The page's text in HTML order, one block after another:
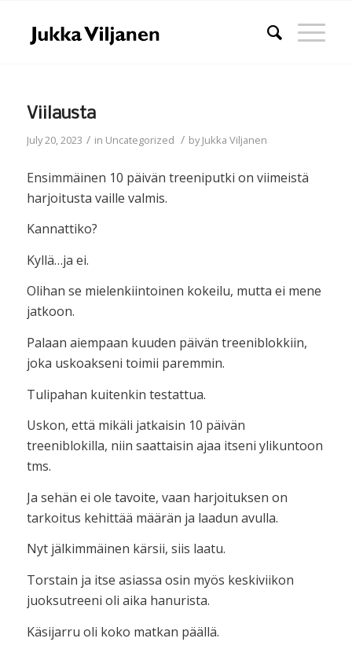
Viilausta
July 20, 2023 / in Uncategorized / byJukka Viljanen
Ensimmäinen 10 päivän treeniputki on viimeistä
harjoitusta vaille valmis.
Kannattiko?
Kyllä…ja ei.
Olihan se mielenkiintoinen kokeilu, mutta ei mene
jatkoon.
Palaan aiempaan kuuden päivän treeniblokkiin,
joka uskoakseni toimii paremmin.
Tulipahan kuitenkin testattua.
Uskon, että mikäli jatkaisin 10 päivän
treeniblokilla, niin saattaisin ajaa itseni ylikuntoon
tms.
Ja sehän ei ole tavoite, vaan harjoituksen on
tarkoitus kehittää määrän ja laadun avulla.
Nyt jälkimmäinen kärsii, siis laatu.
Torstain ja itse asiassa osin myös keskiviikon
juoksutreeni oli aika hanurista.
Käsijarru oli koko matkan päällä.